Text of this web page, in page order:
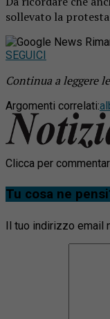
sollevato la
SEGUICI
Continua a leggere
Argomenti correlati:
Clicca per
Tu cosa ne
Il tuo indirizzo email